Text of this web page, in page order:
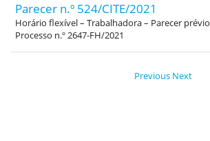
Parecer n.º 524/CITE/2021
Horário flexível – Trabalhadora – Parecer prévio
Processo n.º 2647-FH/2021
Previous Next